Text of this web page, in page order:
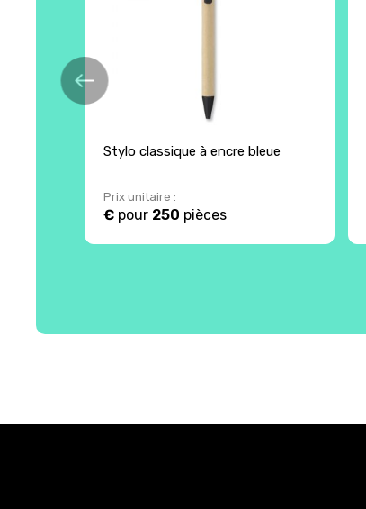
Stylo classique à encre bleue
Prix unitaire :
€ pour 250 pièces